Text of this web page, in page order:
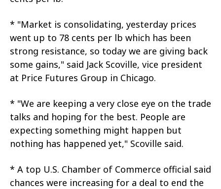
* "Market is consolidating, yesterday prices
went up to 78 cents per lb which has been
strong resistance, so today we are giving back
some gains," said Jack Scoville, vice president
at Price Futures Group in Chicago.
* "We are keeping a very close eye on the trade
talks and hoping for the best. People are
expecting something might happen but
nothing has happened yet," Scoville said.
* A top U.S. Chamber of Commerce official said
chances were increasing for a deal to end the